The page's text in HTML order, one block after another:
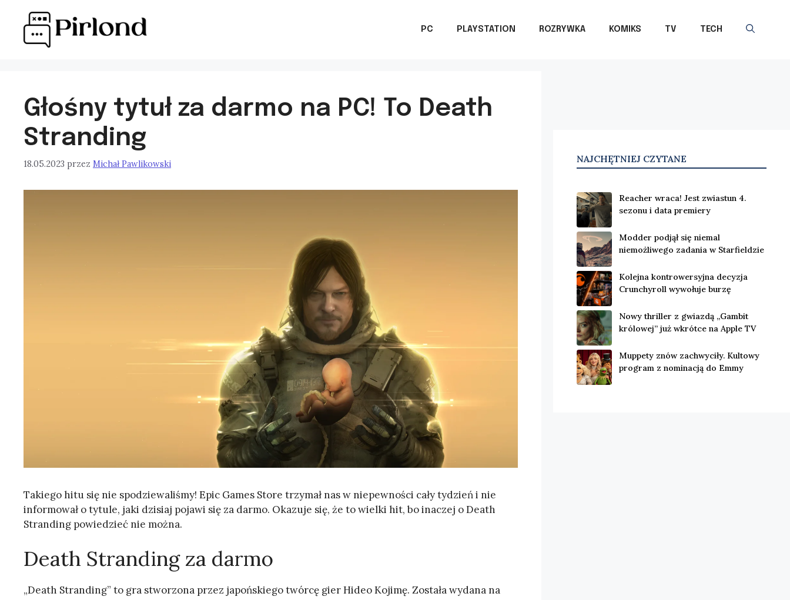
PC PLAYSTATION ROZRYWKA KOMIKS TV TECH
Głośny tytuł za darmo na PC! To Death
Stranding
18.05.2023 przez Michał Pawlikowski
Takiego hitu się nie spodziewaliśmy! Epic Games Store trzymał nas w niepewności cały tydzień i nie
informował o tytule, jaki dzisiaj pojawi się za darmo. Okazuje się, że to wielki hit, bo inaczej o Death
Stranding powiedzieć nie można.
Death Stranding za darmo
„Death Stranding” to gra stworzona przez japońskiego twórcę gier Hideo Kojimę. Została wydana na
NAJCHĘTNIEJ CZYTANE
Reacher wraca! Jest zwiastun 4.
sezonu i data premiery
Modder podjął się niemal
niemożliwego zadania w Starfieldzie
Kolejna kontrowersyjna decyzja
Crunchyroll wywołuje burzę
Nowy thriller z gwiazdą „Gambit
królowej” już wkrótce na Apple TV
Muppety znów zachwyciły. Kultowy
program z nominacją do Emmy